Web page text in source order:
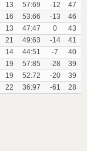
13 57:69 -12
47
16 53:66 -13
46
13 47:47 0
43
21 49:63 -14
41
14 44:51 -7
40
19 57:85 -28
39
19 52:72 -20
39
22 36:97 -61 28